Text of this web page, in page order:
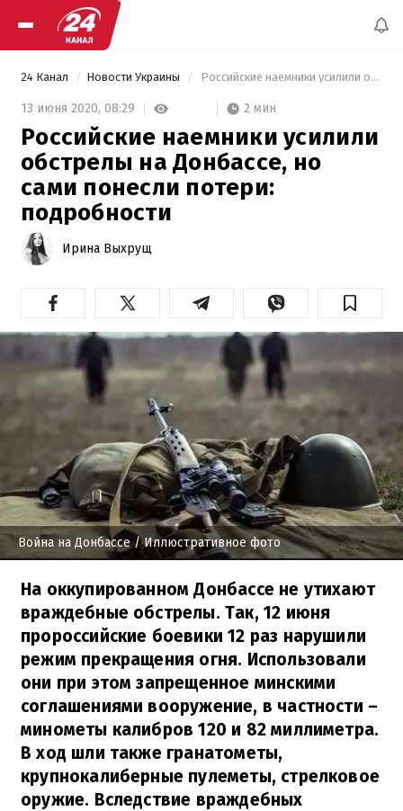
24 Канал Новости Украины Российские наемники усилили обстрелы на Донбассе, но сами понесли потери: подробности
13 июня 2020, 08:29 2 мин
Российские наемники усилили
обстрелы на Донбассе, но
сами понесли потери:
подробности
Ирина Выхрущ
Война на Донбассе/ Иллюстративное фото
На оккупированном Донбассе не утихают
враждебные обстрелы. Так, 12 июня
пророссийские боевики 12 раз нарушили
режим прекращения огня. Использовали
они при этом запрещенное минскими
соглашениями вооружение, в частности –
минометы калибров 120 и 82 миллиметра.
В ход шли также гранатометы,
крупнокалиберные пулеметы, стрелковое
оружие. Вследствие враждебных